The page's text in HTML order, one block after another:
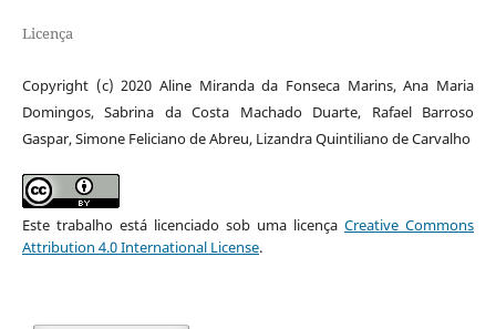
Licença
Copyright (c) 2020 Aline Miranda da Fonseca Marins, Ana Maria
Domingos, Sabrina da Costa Machado Duarte, Rafael Barroso
Gaspar, Simone Feliciano de Abreu, Lizandra Quintiliano de Carvalho
Este trabalho está licenciado sob uma licençaCreative Commons
Attribution 4.0 International License.